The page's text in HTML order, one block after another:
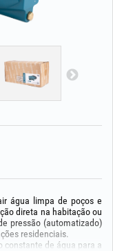
água limpa de poços e
direta na habitação ou
pressão (automatizado)
residenciais.
constante de água para a